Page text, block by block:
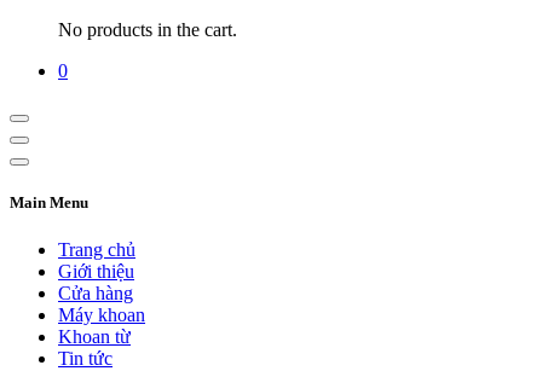
No products in the cart.
0
Main Menu
Trang chủ
Giới thiệu
Cửa hàng
Máy khoan
Khoan từ
Tin tức